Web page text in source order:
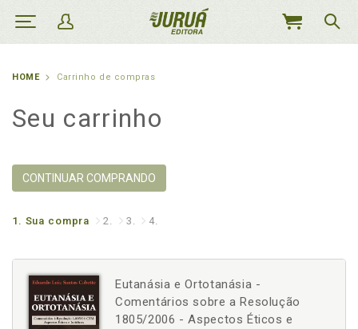
MEU
HOME Carrinho de compras
Seu carrinho
CONTINUAR COMPRANDO
1. Sua compra 2. 3. 4.
Eutanásia e Ortotanásia -
Comentários sobre a Resolução
1805/2006 - Aspectos Éticos e